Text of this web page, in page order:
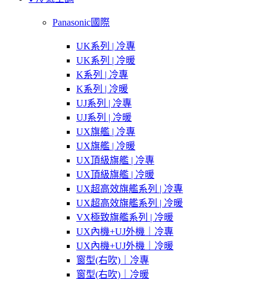
Panasonic國際
UK系列 | 冷專
UK系列 | 冷暖
K系列 | 冷專
K系列 | 冷暖
UJ系列 | 冷專
UJ系列 | 冷暖
UX旗艦 | 冷專
UX旗艦 | 冷暖
UX頂級旗艦 | 冷專
UX頂級旗艦 | 冷暖
UX超高效旗艦系列 | 冷專
UX超高效旗艦系列 | 冷暖
VX極致旗艦系列 | 冷暖
UX內機+UJ外機｜冷專
UX內機+UJ外機｜冷暖
窗型(右吹)｜冷專
窗型(右吹)｜冷暖